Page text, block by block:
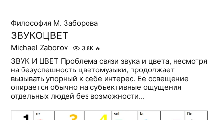
Философия М. Заборова
ЗВУКОЦВЕТ
Michael Zaborov 3.8K 🔥
ЗВУК И ЦВЕТ Проблема связи звука и цвета, несмотря
на безуспешность цветомузыки, продолжает
вызывать упорный к себе интерес. Ее освещение
опирается обычно на субъективные ощущения
отдельных людей без возможности...